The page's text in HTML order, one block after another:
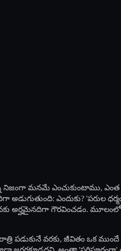
మనమే ఎంచుకుంటాము, ఎంత
ఎందుకు? 'పరుల
అర్హమైనదిగా గౌరవించడం. మూలంలో
వరకు, జీవితం ఒక ముందే